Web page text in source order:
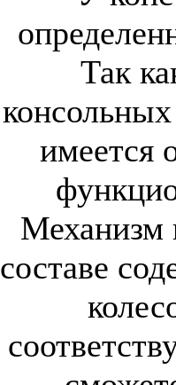
Так
имеется
Механизм
составе